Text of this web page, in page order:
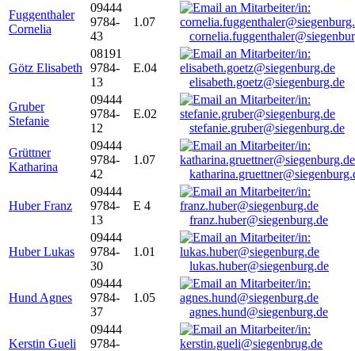
Fuggenthaler
Cornelia
09444
9784-
43
1.07
Götz Elisabeth
08191
9784-
13
E.04
elisabeth.goetz@siegenburg.de
Gruber
Stefanie
09444
9784-
12
E.02
stefanie.gruber@siegenburg.de
Grüttner
Katharina
09444
9784-
42
1.07
Huber Franz
09444
9784-
13
E 4
franz.huber@siegenburg.de
Huber Lukas
09444
9784-
30
1.01
lukas.huber@siegenburg.de
Hund Agnes
09444
9784-
37
1.05
agnes.hund@siegenburg.de
Kerstin Gueli
09444
9784-